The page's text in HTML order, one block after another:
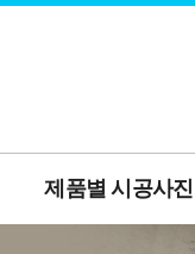
제품별 시공사진